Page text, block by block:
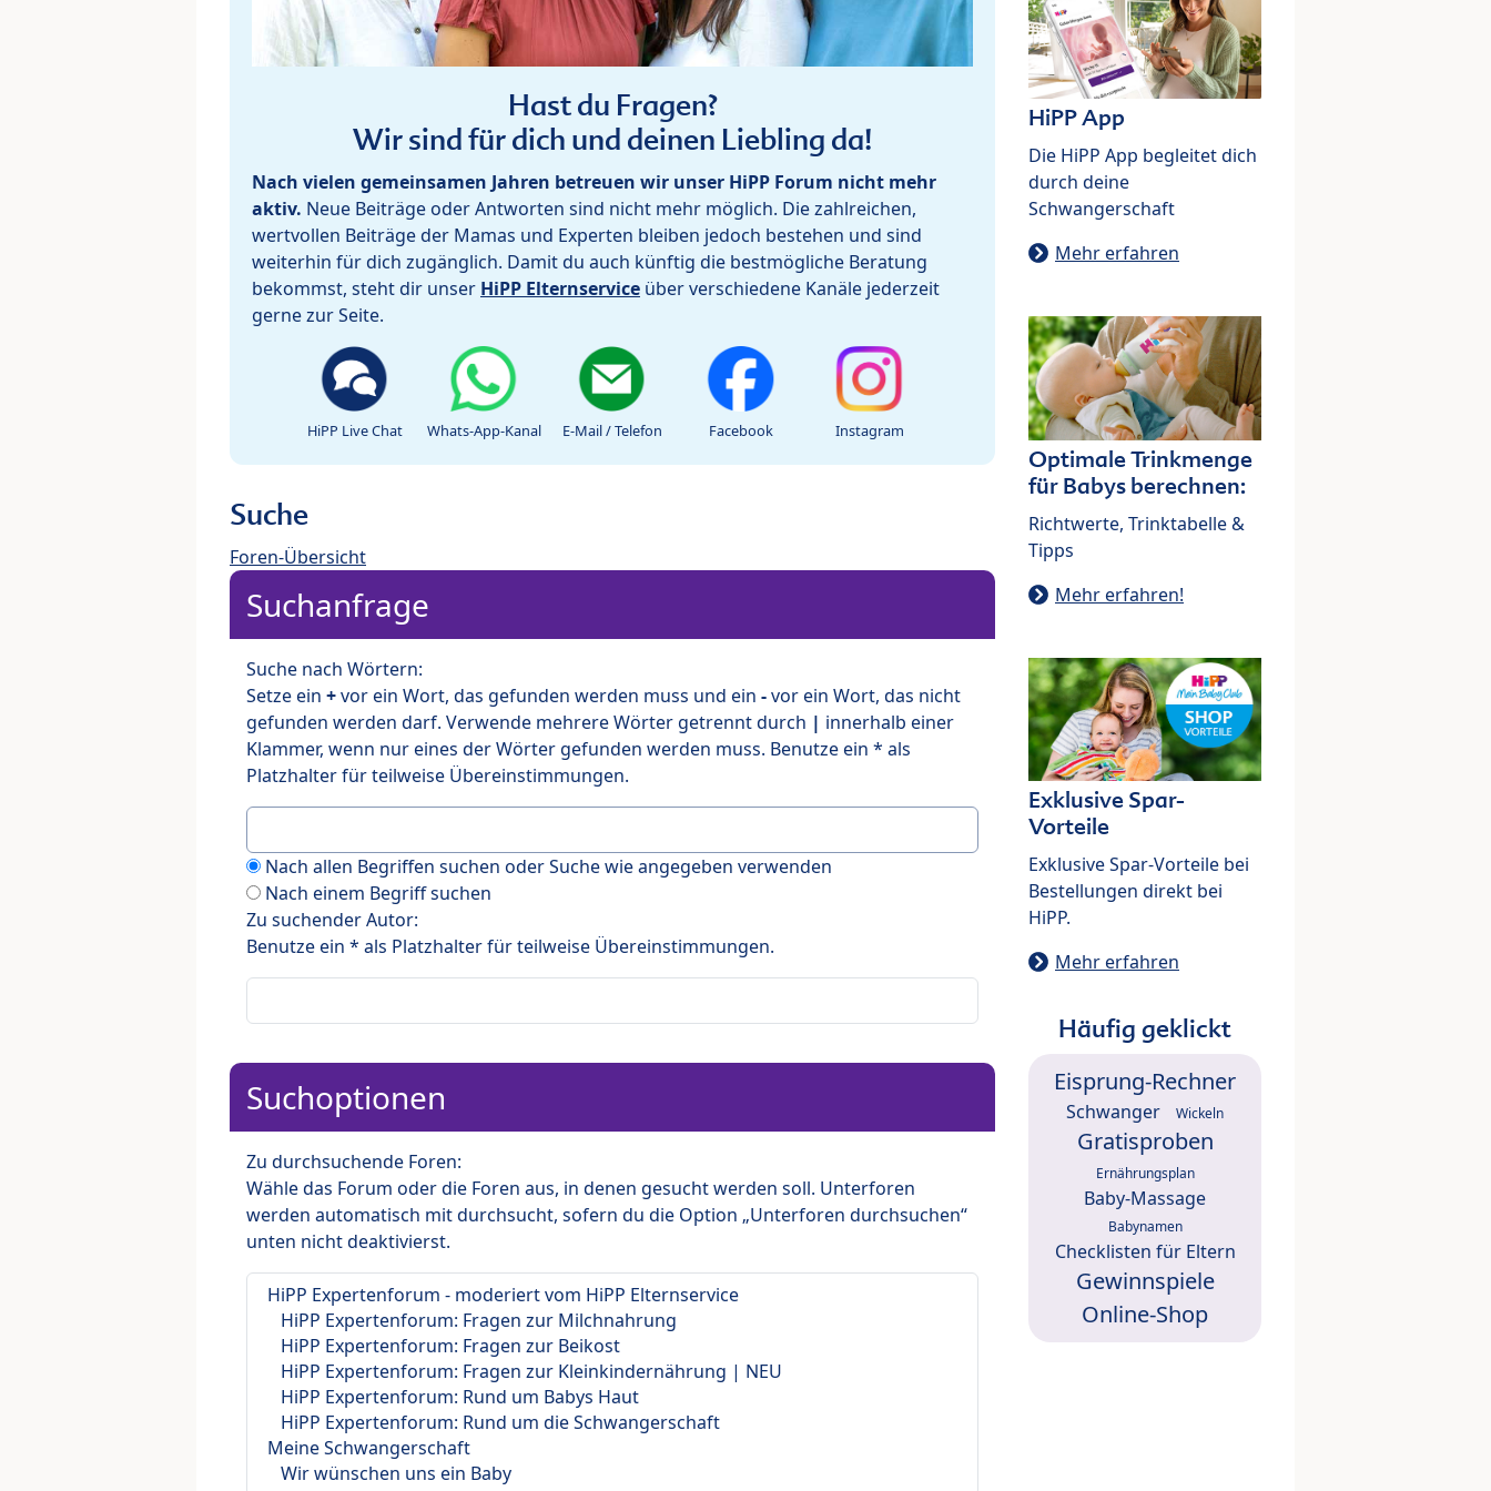
Hast du Fragen?
Wir sind für dich und deinen Liebling da!
Nach vielen gemeinsamen Jahren betreuen wir unser HiPP Forum nicht mehr
aktiv. Neue Beiträge oder Antworten sind nicht mehr möglich. Die zahlreichen,
wertvollen Beiträge der Mamas und Experten bleiben jedoch bestehen und sind
weiterhin für dich zugänglich. Damit du auch künftig die bestmögliche Beratung
bekommst, steht dir unser HiPP Elternservice über verschiedene Kanäle jederzeit
gerne zur Seite.
HiPP Live Chat Whats-App-Kanal E-Mail / Telefon Facebook Instagram
Suche
Foren-Übersicht
Suchanfrage
Suche nach Wörtern:
Setze ein +vor ein Wort, das gefunden werden muss und ein -vor ein Wort, das nicht
gefunden werden darf. Verwende mehrere Wörter getrennt durch | innerhalb einer
Klammer, wenn nur eines der Wörter gefunden werden muss. Benutze ein * als
Platzhalter für teilweise Übereinstimmungen.
Nach allen Begriffen suchen oder Suche wie angegeben verwenden
Nach einem Begriff suchen
Zu suchender Autor:
Benutze ein * als Platzhalter für teilweise Übereinstimmungen.
Suchoptionen
Zu durchsuchende Foren:
Wähle das Forum oder die Foren aus, in denen gesucht werden soll. Unterforen
werden automatisch mit durchsucht, sofern du die Option „Unterforen durchsuchen“
unten nicht deaktivierst.
HiPP App
Die HiPP App begleitet dich
durch deine
Schwangerschaft
Mehr erfahren
Optimale Trinkmenge
für Babys berechnen:
Richtwerte, Trinktabelle &
Tipps
Mehr erfahren!
Exklusive Spar-
Vorteile
Exklusive Spar-Vorteile bei
Bestellungen direkt bei
HiPP.
Mehr erfahren
Häufig geklickt
Eisprung-Rechner
Schwanger Wickeln
Gratisproben
Ernährungsplan
Baby-Massage
Babynamen
Checklisten für Eltern
Gewinnspiele
Online-Shop